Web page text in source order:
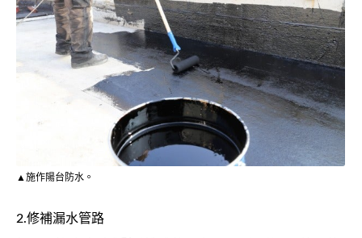
▲施作陽台防水。
2.修補漏水管路